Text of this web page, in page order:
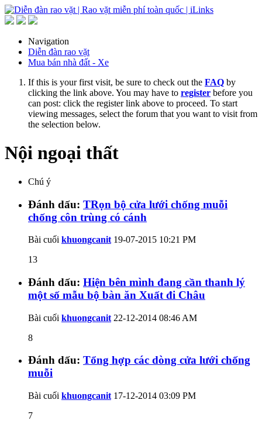
Navigation
Diễn đàn rao vặt
Mua bán nhà đất - Xe
If this is your first visit, be sure to check out the FAQ by
clicking the link above. You may have to register before you
can post: click the register link above to proceed. To start
viewing messages, select the forum that you want to visit from
the selection below.
Nội ngoại thất
Chú ý
Đánh dấu: TRọn bộ cửa lưới chống muỗi
chống côn trùng có cánh
Bài cuối khuongcanit 19-07-2015 10:21 PM
13
Đánh dấu: Hiện bên mình đang cần thanh lý
một số mẫu bộ bàn ăn Xuất đi Châu
Bài cuối khuongcanit 22-12-2014 08:46 AM
8
Đánh dấu: Tổng hợp các dòng cửa lưới chống
muỗi
Bài cuối khuongcanit 17-12-2014 03:09 PM
7